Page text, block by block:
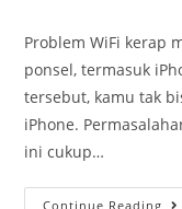
Problem WiFi kerap
ponsel, termasuk
tersebut, kamu tak
iPhone.
ini cukup…
Continue Reading